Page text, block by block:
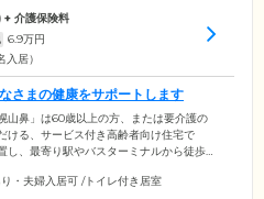
+ 介護保険料
6.9万円
居）
さまの健康をサポートします
山鼻」は60歳以上の方、または要介護の
ける、サービス付き高齢者向け住宅で
し、最寄り駅やバスターミナルから徒歩
といった幅広いサービスをご提供してい
・夫婦入居可 /トイレ付き居室